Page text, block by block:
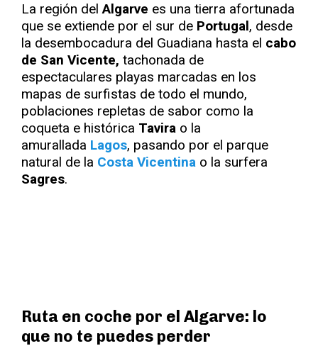
La región delAlgarve es una tierra afortunada
que se extiende por el sur de Portugal, desde
la desembocadura del Guadiana hasta el cabo
de San Vicente, tachonada de
espectaculares playas marcadas en los
mapas de surfistas de todo el mundo,
poblaciones repletas de sabor como la
coqueta e histórica Tavira o la
amurallada Lagos, pasando por el parque
natural de la Costa Vicentina o la surfera
Sagres.
Ruta en coche por el Algarve: lo
que no te puedes perder